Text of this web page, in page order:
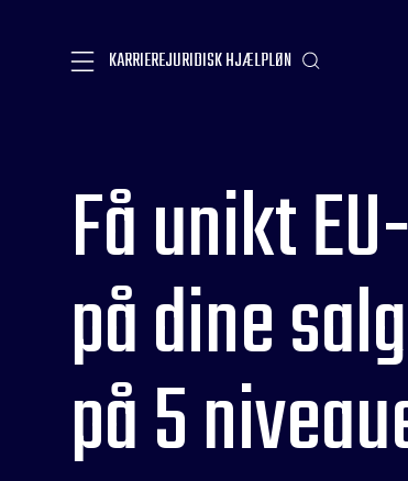
KARRIEREJURIDISK HJÆLPLØN
Få unikt
på dine
på 5